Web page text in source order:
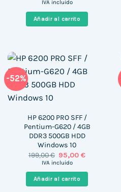
era:
1.163,00 €.
IVA incluido
Añadir al carrito
-52%
HP 6200 PRO SFF /
Pentium-G620 / 4GB
DDR3 500GB HDD
Windows 10
199,00€ El
precio
era:
199,00 €.
95,00€El
es:
95,00 €.
IVA incluido
Añadir al carrito